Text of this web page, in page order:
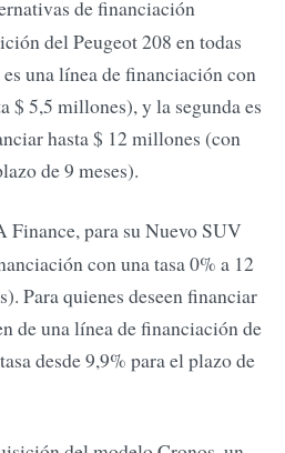
de financiación
del Peugeot 208 en todas
una línea de financiación con
$ 5,5 millones), y la segunda es
hasta $ 12 millones (con
de 9 meses).
Finance, para su Nuevo SUV
con una tasa 0% a 12
Para quienes deseen financiar
de una línea de financiación de
desde 9,9% para el plazo de